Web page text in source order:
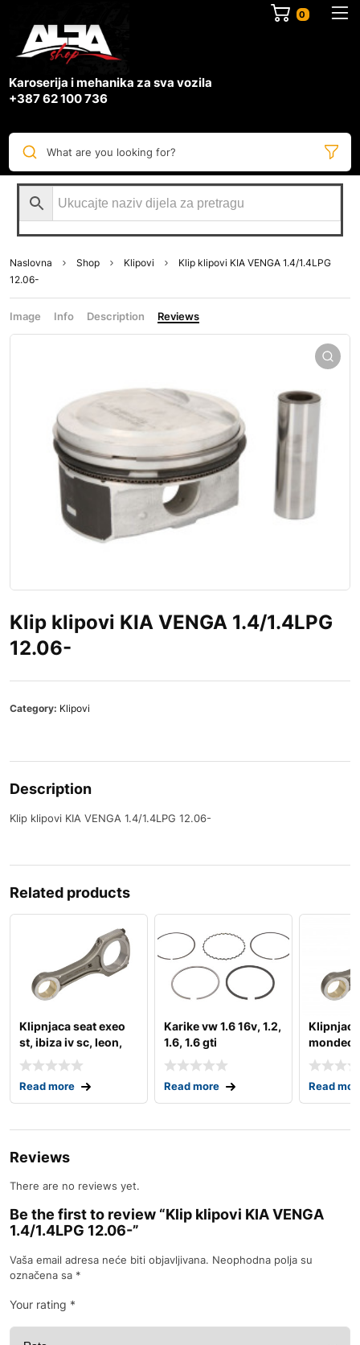
0
Karoserija i mehanika za sva vozila
+387 62 100 736
What are you looking for?
Naslovna Shop Klipovi
Klip klipovi KIA VENGA 1.4/1.4LPG
12.06-
Image Info Description Reviews
Klip klipovi KIA VENGA 1.4/1.4LPG
12.06-
Category: Klipovi
Description
Klip klipovi KIA VENGA 1.4/1.4LPG 12.06-
Related products
Klipnjaca seat exeo
st, ibiza iv sc, leon,
leon sc
Read more
Karike vw 1.6 16v, 1.2,
1.6, 1.6 gti
Read more
mondeo
transit
Read
Reviews
There are no reviews yet.
Be the first to review “Klip klipovi KIA VENGA
1.4/1.4LPG 12.06-”
Vaša email adresa neće biti objavljivana. Neophodna polja su
označena sa *
Your rating *